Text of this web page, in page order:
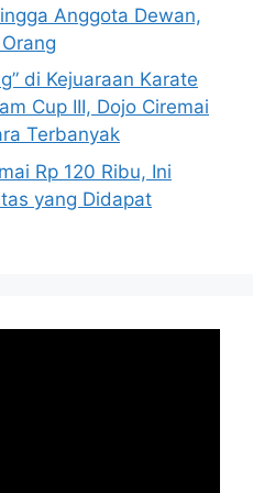
Anggota Dewan,
di Kejuaraan Karate
Cup III, Dojo Ciremai
Terbanyak
Rp 120 Ribu, Ini
yang Didapat